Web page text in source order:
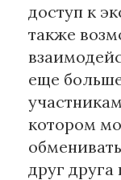
доступ к
также
еще
котором
друг друга